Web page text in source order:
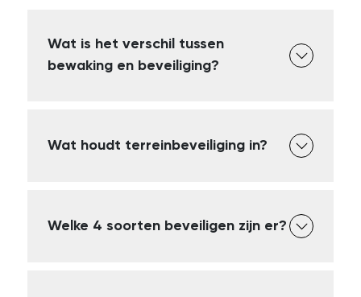
Wat is het verschil tussen
bewaking en beveiliging?
Wat houdt terreinbeveiliging in?
Welke 4 soorten beveiligen zijn er?